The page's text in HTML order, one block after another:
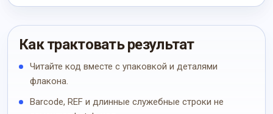
Как трактовать результат
Читайте код вместе с упаковкой и деталями
флакона.
Barcode, REF и длинные служебные строки не